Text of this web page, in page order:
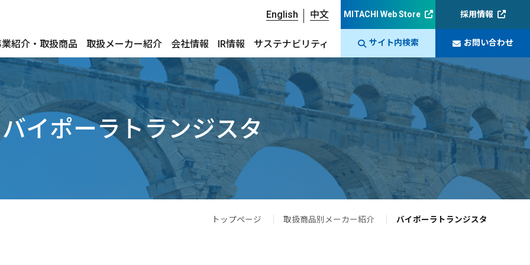
English 中文
紹介・取扱商品 取扱メーカー紹介 会社情報 IR情報 サステナビリティ
MITACHI Web Store 採用情報
サイト内検索 お問い合わせ
バイポーラトランジスタ
トップページ 取扱商品別メーカー紹介 バイポーラトランジスタ